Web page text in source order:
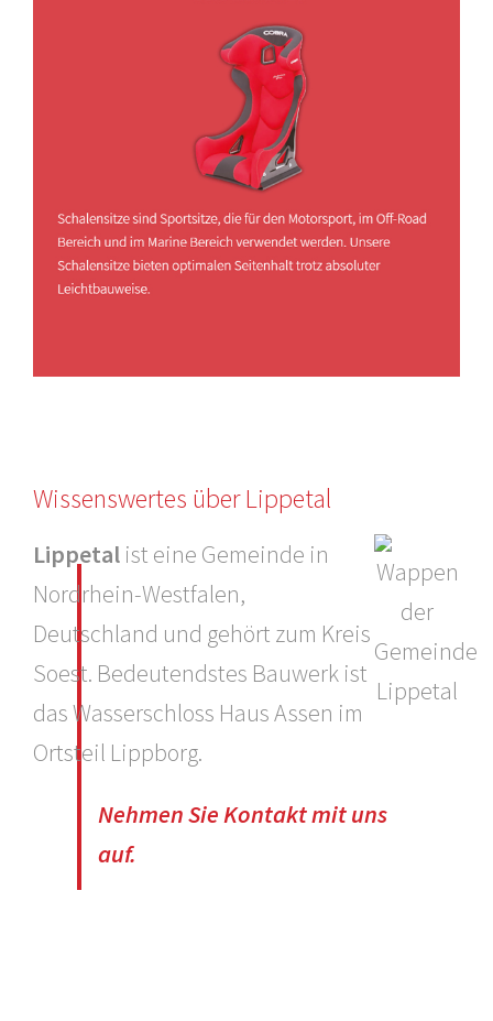
Wissenswertes über Lippetal
Lippetal ist eine Gemeinde in
Nordrhein-Westfalen,
Deutschland und gehört zum Kreis
Soest. Bedeutendstes Bauwerk ist
das Wasserschloss Haus Assen im
Ortsteil Lippborg.
Nehmen Sie Kontakt mit uns
auf.